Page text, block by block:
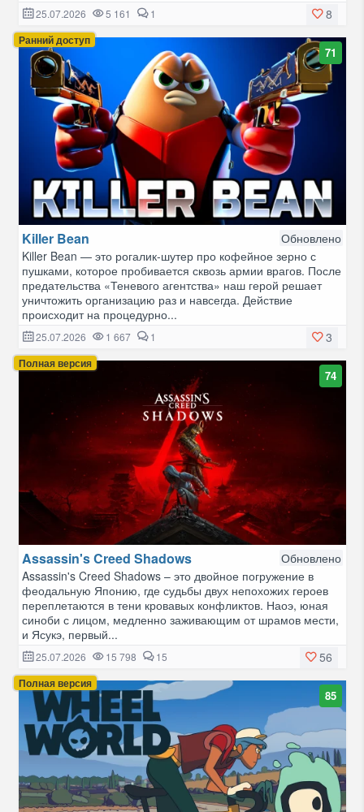
8
25.07.2026 5 161 1
Ранний доступ
71
Killer Bean
Обновлено
Killer Bean — это рогалик-шутер про кофейное зерно с
пушками, которое пробивается сквозь армии врагов. После
предательства «Теневого агентства» наш герой решает
уничтожить организацию раз и навсегда. Действие
происходит на процедурно...
3
25.07.2026 1 667 1
Полная версия
74
Assassin's Creed Shadows
Обновлено
Assassin's Creed Shadows – это двойное погружение в
феодальную Японию, где судьбы двух непохожих героев
переплетаются в тени кровавых конфликтов. Наоэ, юная
синоби с лицом, медленно заживающим от шрамов мести,
и Ясукэ, первый...
56
25.07.2026 15 798 15
Полная версия
85